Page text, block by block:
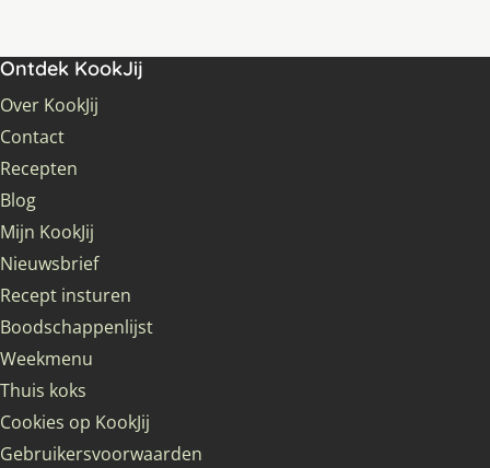
Ontdek KookJij
Over KookJij
Contact
Recepten
Blog
Mijn KookJij
Nieuwsbrief
Recept insturen
Boodschappenlijst
Weekmenu
Thuis koks
Cookies op KookJij
Gebruikersvoorwaarden